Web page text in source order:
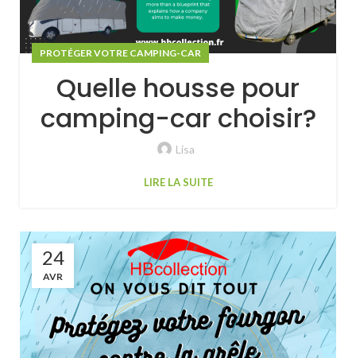
PROTÉGER VOTRE CAMPING-CAR
Quelle housse pour
camping-car choisir?
Lisa
LIRE LA SUITE
24
AVR